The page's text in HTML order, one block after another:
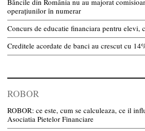
Băncile din România nu au majorat
operațiunilor în numerar
Concurs de educatie financiara pentru elevi,
Creditele acordate de banci au crescut cu
ROBOR
ROBOR: ce este, cum se calculeaza, ce il
Asociatia Pietelor Financiare